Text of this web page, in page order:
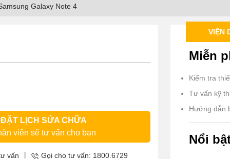
Galaxy Note 4
ĐẶT LỊCH SỬA CHỮA
viên sẽ tư vấn cho bạn
vấn Gọi cho tư vấn: 1800.6729
VIỆN
Miễn
Kiểm tra
Tư vấn kỹ
Hướng dẫn
Nổi